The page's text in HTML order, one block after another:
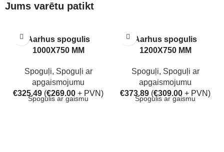
Jums varētu patikt
Aarhus spogulis
1000X750 MM
Spoguļi, Spoguļi ar
apgaismojumu
€325.49 (€269.00 + PVN)
Spogulis ar gaismu
Aarhus spogulis
1200X750 MM
Spoguļi, Spoguļi ar
apgaismojumu
€373.89 (€309.00 + PVN)
Spogulis ar gaismu